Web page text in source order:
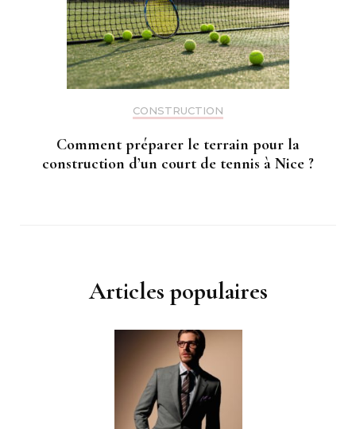
CONSTRUCTION
Comment préparer le terrain pour la
construction d’un court de tennis à Nice ?
Articles populaires